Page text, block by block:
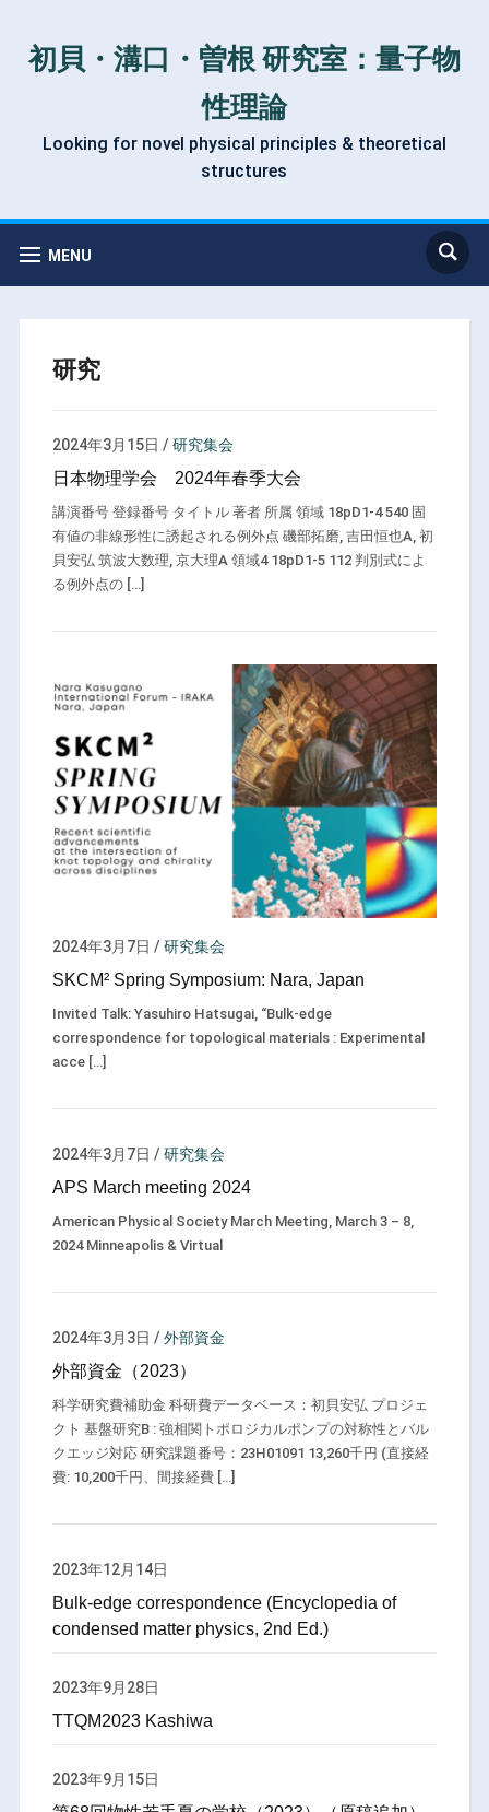
初貝・溝口・曽根 研究室：量子物
性理論
Looking for novel physical principles & theoretical
structures
MENU
研究
2024年3月15日 / 研究集会
日本物理学会 2024年春季大会
講演番号 登録番号 タイトル 著者 所属 領域 18pD1-4 540 固
有値の非線形性に誘起される例外点 磯部拓磨, 吉田恒也A, 初
貝安弘 筑波大数理, 京大理A 領域4 18pD1-5 112 判別式によ
る例外点の […]
2024年3月7日 / 研究集会
SKCM² Spring Symposium: Nara, Japan
Invited Talk: Yasuhiro Hatsugai, “Bulk-edge
correspondence for topological materials : Experimental
acce […]
2024年3月7日 / 研究集会
APS March meeting 2024
American Physical Society March Meeting, March 3 – 8,
2024 Minneapolis & Virtual
2024年3月3日 / 外部資金
外部資金（2023）
科学研究費補助金 科研費データベース：初貝安弘 プロジェ
クト 基盤研究B : 強相関トポロジカルポンプの対称性とバル
クエッジ対応 研究課題番号：23H01091 13,260千円 (直接経
費: 10,200千円、間接経費 […]
2023年12月14日
Bulk-edge correspondence (Encyclopedia of
condensed matter physics, 2nd Ed.)
2023年9月28日
TTQM2023 Kashiwa
2023年9月15日